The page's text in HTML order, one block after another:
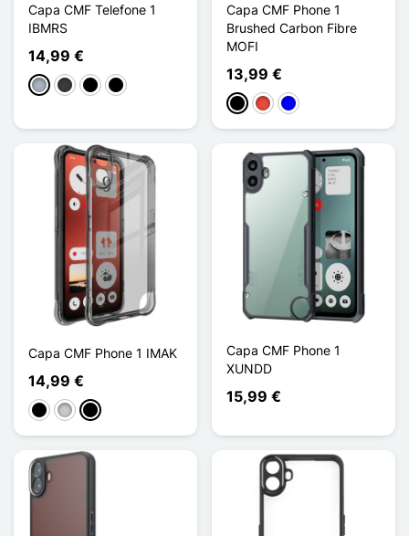
Capa CMF Telefone 1
IBMRS
14,99 €
CinzentoCinzento escuro
Noir Transparent
Noir Mat
Capa CMF Phone 1
Brushed Carbon Fibre
MOFI
13,99 €
PretoVermelho
Azul
Capa CMF Phone 1 IMAK
14,99 €
PretoTransparente
Noir Transparent
Capa CMF Phone 1
XUNDD
15,99 €